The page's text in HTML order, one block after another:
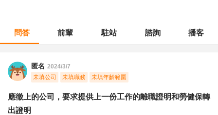
問答 前輩 駐站 諮詢 播客
匿名 2024/3/7
未填公司
未填職務 未填年齡範圍
應徵上的公司，要求提供上一份工作的離職證明和勞健保轉
出證明